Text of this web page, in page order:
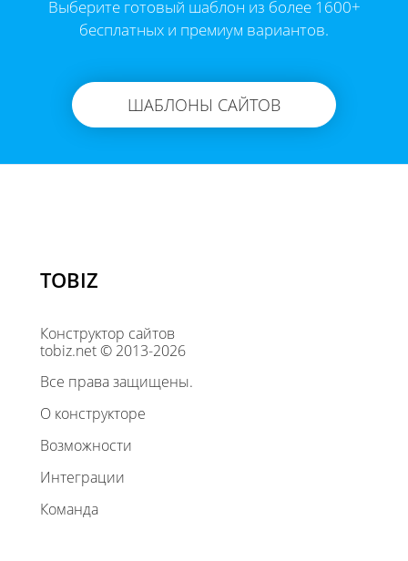
Выберите готовый шаблон из более 1600+
бесплатных и премиум вариантов.
ШАБЛОНЫ САЙТОВ
TOBIZ
Конструктор сайтов
tobiz.net © 2013-2026
Все права защищены.
О конструкторе
Возможности
Интеграции
Команда